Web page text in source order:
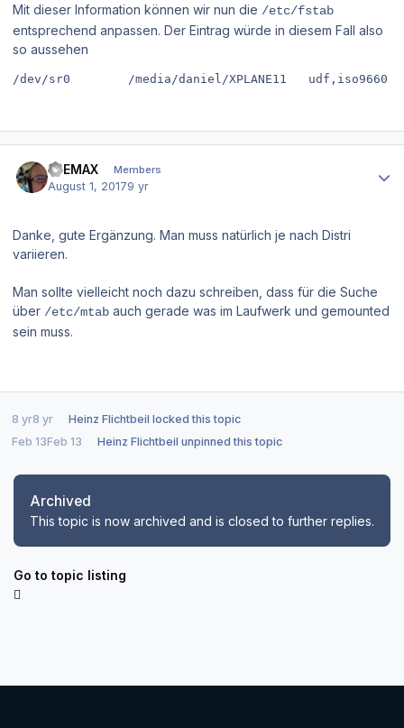
Mit dieser Information können wir nun die /etc/fstab
entsprechend anpassen. Der Eintrag würde in diesem Fall also
so aussehen
/dev/sr0        /media/daniel/XPLANE11
D-EMAX Members
August 1, 20179 yr
Danke, gute Ergänzung. Man muss natürlich je nach Distri
variieren.
Man sollte vielleicht noch dazu schreiben, dass für die Suche
über /etc/mtab auch gerade was im Laufwerk und gemounted
sein muss.
8 yr8 yr Heinz Flichtbeil locked this topic
Feb 13Feb 13 Heinz Flichtbeil unpinned this topic
Archived
This topic is now archived and is closed to further replies.
Go to topic listing